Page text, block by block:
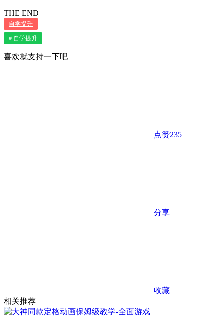
THE END
自学提升
# 自学提升
喜欢就支持一下吧
点赞235
分享
收藏
相关推荐